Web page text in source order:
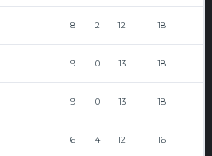
8 2 12 18
9 0 13 18
9 0 13 18
6 4 12 16